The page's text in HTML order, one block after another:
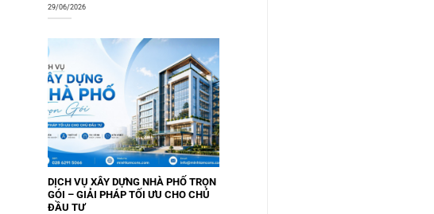
29/06/2026
DỊCH VỤ XÂY DỰNG NHÀ PHỐ TRỌN
GÓI – GIẢI PHÁP TỐI ƯU CHO CHỦ
ĐẦU TƯ